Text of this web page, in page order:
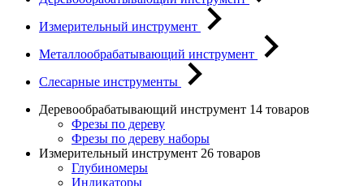
Измерительный инструмент
Металлообрабатывающий инструмент
Слесарные инструменты
Деревообрабатывающий инструмент 14 товаров
Фрезы по дереву
Фрезы по дереву наборы
Измерительный инструмент 26 товаров
Глубиномеры
Индикаторы